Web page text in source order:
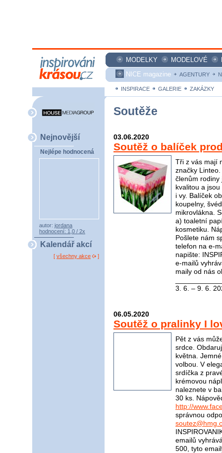
MODELKY MODELOVÉ
NICE magazine
AGENTURY
INSPIRACE GALERIE ZAKÁZKY
Nejnovější
Nejlépe hodnocená
autor: jordana
hodnocení: 1,0 / 2x
Kalendář akcí
[ všechny akce ]
Soutěže
03.06.2020
Soutěž o balíček
Tři z vás mají
značky
členům rodiny
kvalitou a
i vy. Balíček
koupelny,
mikrovlákna.
a) toaletní
kosmetiku.
Pošlete nám
telefon na e-
napište:
e-mailů
maily od nás
3. 6. – 9. 6.
06.05.2020
Soutěž o pralinky I
Pět z vás
srdce.
května.
volbou. V
srdíčka z
krémovou
naleznete v
30 ks.
http://
správnou
emailů
500, tyto